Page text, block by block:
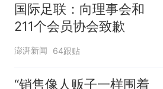
国际足联：向理事会和
211个会员协会致歉
澎湃新闻 64跟贴
“销售像人贩子一样围着